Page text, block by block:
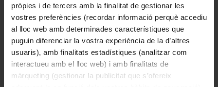
pròpies i de tercers amb la finalitat de gestionar les
vostres preferències (recordar informació perquè accediu
al lloc web amb determinades característiques que
puguin diferenciar la vostra experiència de la d’altres
usuaris), amb finalitats estadístiques (analitzar com
interactueu amb el lloc web) i amb finalitats de
màrqueting (gestionar la publicitat que s’ofereix
Ciències Fisiològiques
Cirurgia i Especialitats Medicoquirúrgiques
Fonaments Clinics
Medicina